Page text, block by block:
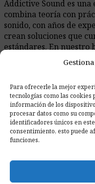
Para ofrecerle la mejor
tecnologías como las
información de los
procesar datos como su
identificadores únicos en
consentimiento, esto puede
funciones.
Addictive Sound es una
combina teoría con
sonido, con años de
crean soluciones que
estándares. En nuestro
experto sobre acústica
respaldado por
Artículos